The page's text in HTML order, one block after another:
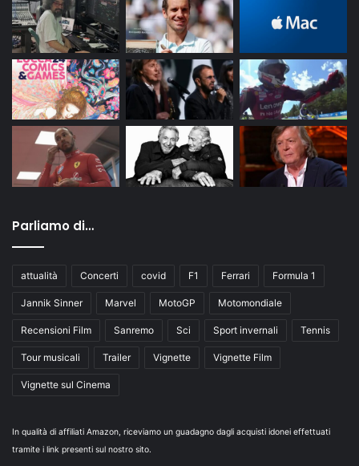
Parliamo di…
attualità Concerti covid F1 Ferrari Formula 1
Jannik Sinner Marvel MotoGP Motomondiale
Recensioni Film Sanremo Sci Sport invernali Tennis
Tour musicali Trailer Vignette Vignette Film
Vignette sul Cinema
In qualità di affiliati Amazon, riceviamo un guadagno dagli acquisti idonei effettuati
tramite i link presenti sul nostro sito.